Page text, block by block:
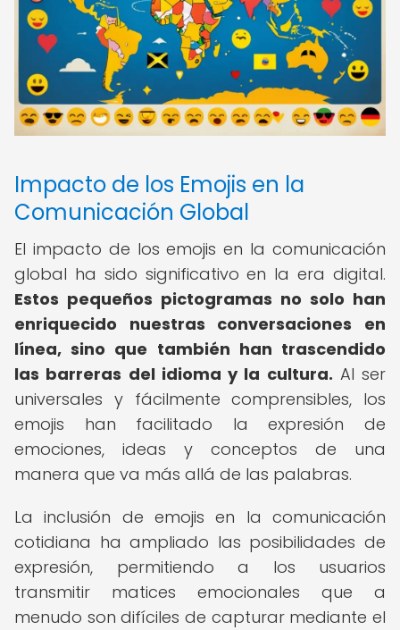
Impacto de los Emojis en la
Comunicación Global
El impacto de los emojis en la comunicación
global ha sido significativo en la era digital.
Estos pequeños pictogramas no solo han
enriquecido nuestras conversaciones en
línea, sino que también han trascendido
las barreras del idioma y la cultura. Al ser
universales y fácilmente comprensibles, los
emojis han facilitado la expresión de
emociones, ideas y conceptos de una
manera que va más allá de las palabras.
La inclusión de emojis en la comunicación
cotidiana ha ampliado las posibilidades de
expresión, permitiendo a los usuarios
transmitir matices emocionales que a
menudo son difíciles de capturar mediante el